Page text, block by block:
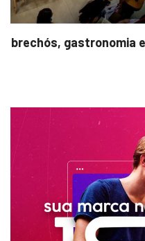
Bugonia transforma
um...
7 de agosto de 2026